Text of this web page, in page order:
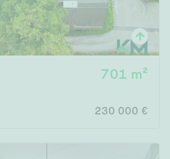
701 m²
230 000 €